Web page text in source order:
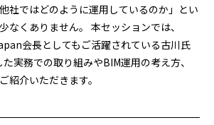
社ではどのように運用しているのか」とい
なくありません。 本セッションでは、
会長としてもご活躍されている古川氏
実務での取り組みやBIM運用の考え方、
紹介いただきます。